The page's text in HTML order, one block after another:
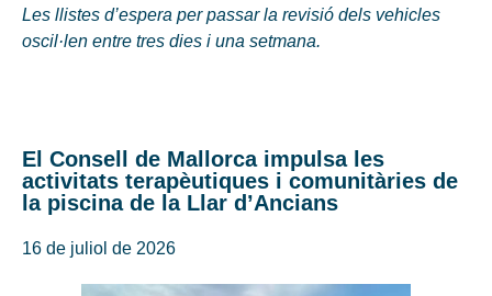
Les llistes d’espera per passar la revisió dels vehicles
oscil·len entre tres dies i una setmana.
El Consell de Mallorca impulsa les
activitats terapèutiques i comunitàries de
la piscina de la Llar d’Ancians
16 de juliol de 2026